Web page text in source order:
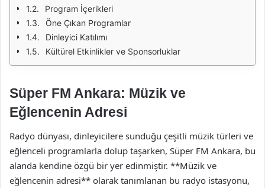
Program İçerikleri
Öne Çıkan Programlar
Dinleyici Katılımı
Kültürel Etkinlikler ve Sponsorluklar
Süper FM Ankara: Müzik ve
Eğlencenin Adresi
Radyo dünyası, dinleyicilere sunduğu çeşitli müzik türleri ve
eğlenceli programlarla dolup taşarken, Süper FM Ankara, bu
alanda kendine özgü bir yer edinmiştir. **Müzik ve
eğlencenin adresi** olarak tanımlanan bu radyo istasyonu,